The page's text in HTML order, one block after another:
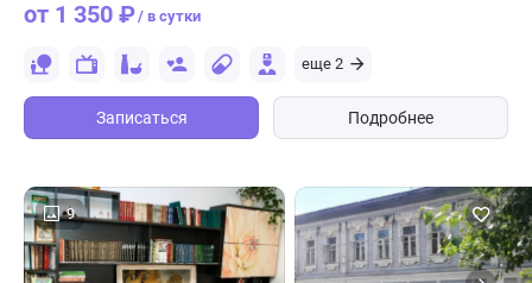
от 1 350 ₽/ в сутки
еще 2
Записаться Подробнее
9